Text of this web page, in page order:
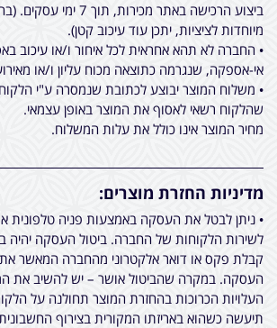
ביצוע הרכישה באתר מכירות,
מיוחדות לציציות, יתכן עוד עיכוב קטן).
• החברה לא תהא אחראית לכל איחור ו/או עיכוב
אי-אספקה, שנגרמה כתוצאה מכוח עליון ו/או
• משלוח המוצר יבוצע לכתובת שנמסרה ע"י
שהלקוח רשאי לאסוף את המוצר באופן עצמאי.
מחיר המוצר אינו כולל את עלות המשלוח.
מדיניות החזרת מוצרים:
• ניתן לבטל את העסקה באמצעות פניה טלפונית
לשירות הלקוחות של החברה. ביטול העסקה יהיה
קבלת פקס או דואר אלקטרוני מהחברה המאשר
העסקה. במקרה שהביטול אושר – יש להשיב את
העלויות הכרוכות בהחזרת המוצר תחולנה על
תיעשה כשהוא באריזתו המקורית בצירוף